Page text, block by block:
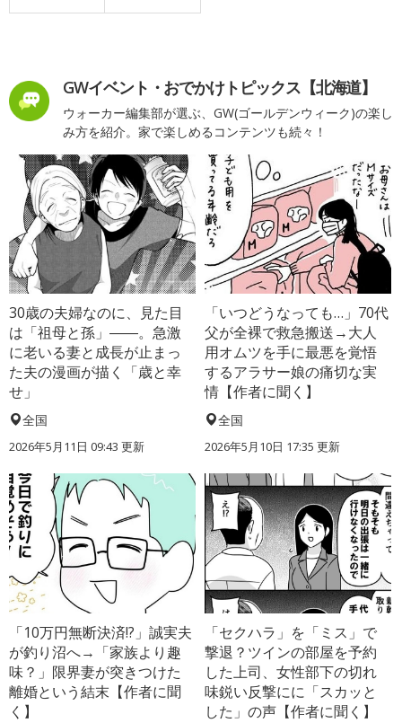
GWイベント・おでかけトピックス【北海道】
ウォーカー編集部が選ぶ、GW(ゴールデンウィーク)の楽し
み方を紹介。家で楽しめるコンテンツも続々！
30歳の夫婦なのに、見た目
は「祖母と孫」――。急激
に老いる妻と成長が止まっ
た夫の漫画が描く「歳と幸
せ」
全国
2026年5月11日 09:43 更新
「いつどうなっても…」70代
父が全裸で救急搬送→大人
用オムツを手に最悪を覚悟
するアラサー娘の痛切な実
情【作者に聞く】
全国
2026年5月10日 17:35 更新
「10万円無断決済!?」誠実夫
が釣り沼へ→「家族より趣
味？」限界妻が突きつけた
離婚という結末【作者に聞
く】
「セクハラ」を「ミス」で
撃退？ツインの部屋を予約
した上司、女性部下の切れ
味鋭い反撃にに「スカッと
した」の声【作者に聞く】